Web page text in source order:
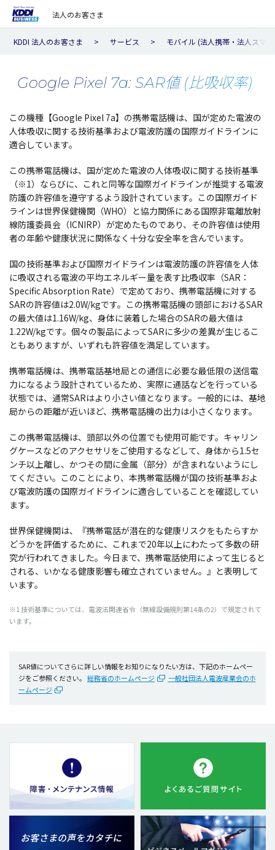
法人のお客さま
KDDI 法人のお客さま サービス モバイル (法人携帯・法人スマ
Google Pixel 7a: SAR値 (比吸収率)
この機種【Google Pixel 7a】の携帯電話機は、国が定めた電波の
人体吸収に関する技術基準および電波防護の国際ガイドラインに
適合しています。
この携帯電話機は、国が定めた電波の人体吸収に関する技術基準
（※1）ならびに、これと同等な国際ガイドラインが推奨する電波
防護の許容値を遵守するよう設計されています。この国際ガイド
ラインは世界保健機関（WHO）と協力関係にある国際非電離放射
線防護委員会（ICNIRP）が定めたものであり、その許容値は使用
者の年齢や健康状況に関係なく十分な安全率を含んでいます。
国の技術基準および国際ガイドラインは電波防護の許容値を人体
に吸収される電波の平均エネルギー量を表す比吸収率（SAR：
Specific Absorption Rate）で定めており、携帯電話機に対する
SARの許容値は2.0W/kgです。この携帯電話機の頭部におけるSAR
の最大値は1.16W/kg、身体に装着した場合のSARの最大値は
1.22W/kgです。個々の製品によってSARに多少の差異が生じるこ
ともありますが、いずれも許容値を満足しています。
携帯電話機は、携帯電話基地局との通信に必要な最低限の送信電
力になるよう設計されているため、実際に通話などを行っている
状態では、通常SARはより小さい値となります。一般的には、基地
局からの距離が近いほど、携帯電話機の出力は小さくなります。
この携帯電話機は、頭部以外の位置でも使用可能です。キャリン
グケースなどのアクセサリをご使用するなどして、身体から1.5セ
ンチ以上離し、かつその間に金属（部分）が含まれないようにし
てください。このことにより、本携帯電話機が国の技術基準およ
び電波防護の国際ガイドラインに適合していることを確認してい
ます。
世界保健機関は、『携帯電話が潜在的な健康リスクをもたらすか
どうかを評価するために、これまで20年以上にわたって多数の研
究が行われてきました。今日まで、携帯電話使用によって生じると
される、いかなる健康影響も確立されていません。』と表明して
います。
※1 技術基準については、電波法関連省令（無線設備規則第14条の2）で規定されて
います。
SAR値についてさらに詳しい情報をお知りになりたい方は、下記のホームペー
ジをご参照ください。 総務省のホームページ
一般社団法人電波産業会のホ
ームページ